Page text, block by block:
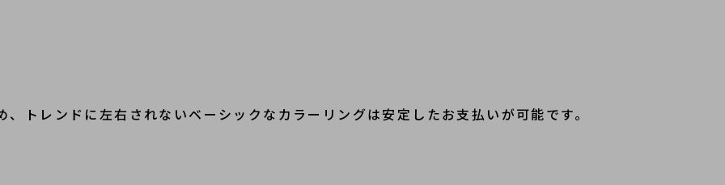
トレンドに左右されないベーシックなカラーリングは安定したお支払いが可能です。